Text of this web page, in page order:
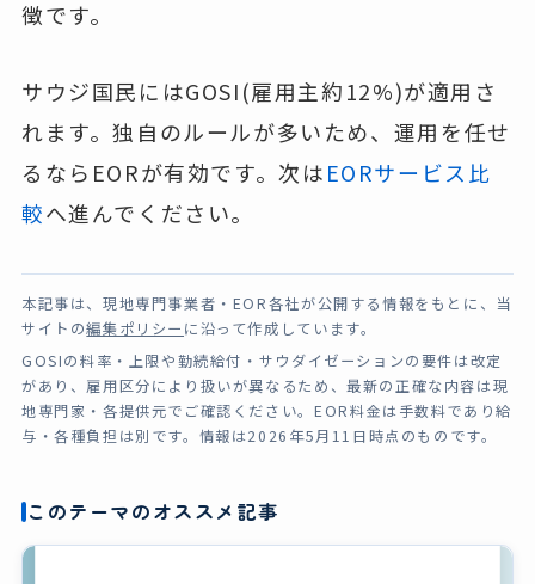
徴です。
サウジ国民にはGOSI(雇用主約12%)が適用さ
れます。独自のルールが多いため、運用を任せ
るならEORが有効です。次はEORサービス比
較へ進んでください。
本記事は、現地専門事業者・EOR各社が公開する情報をもとに、当
サイトの編集ポリシー に沿って作成しています。
GOSIの料率・上限や勤続給付・サウダイゼーションの要件は改定
があり、雇用区分により扱いが異なるため、最新の正確な内容は現
地専門家・各提供元でご確認ください。EOR料金は手数料であり給
与・各種負担は別です。情報は2026年5月11日時点のものです。
このテーマのオススメ記事